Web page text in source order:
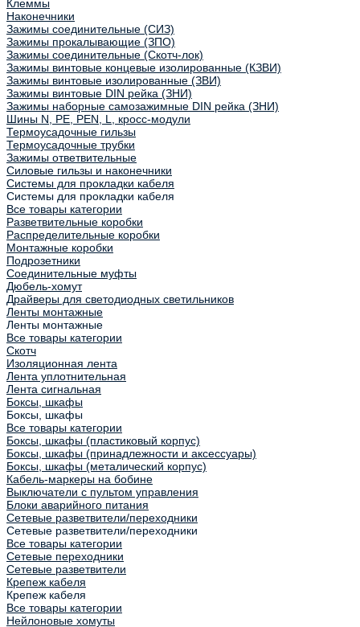
Клеммы
Наконечники
Зажимы соединительные (СИЗ)
Зажимы прокалывающие (ЗПО)
Зажимы соединительные (Скотч-лок)
Зажимы винтовые концевые изолированные (КЗВИ)
Зажимы винтовые изолированные (ЗВИ)
Зажимы винтовые DIN рейка (ЗНИ)
Зажимы наборные самозажимные DIN рейка (ЗНИ)
Шины N, PE, PEN, L, кросс-модули
Термоусадочные гильзы
Термоусадочные трубки
Зажимы ответвительные
Силовые гильзы и наконечники
Системы для прокладки кабеля
Системы для прокладки кабеля
Все товары категории
Разветвительные коробки
Распределительные коробки
Монтажные коробки
Подрозетники
Соединительные муфты
Дюбель-хомут
Драйверы для светодиодных светильников
Ленты монтажные
Ленты монтажные
Все товары категории
Скотч
Изоляционная лента
Лента уплотнительная
Лента сигнальная
Боксы, шкафы
Боксы, шкафы
Все товары категории
Боксы, шкафы (пластиковый корпус)
Боксы, шкафы (принадлежности и аксессуары)
Боксы, шкафы (металический корпус)
Кабель-маркеры на бобине
Выключатели с пультом управления
Блоки аварийного питания
Сетевые разветвители/переходники
Сетевые разветвители/переходники
Все товары категории
Сетевые переходники
Сетевые разветвители
Крепеж кабеля
Крепеж кабеля
Все товары категории
Нейлоновые хомуты